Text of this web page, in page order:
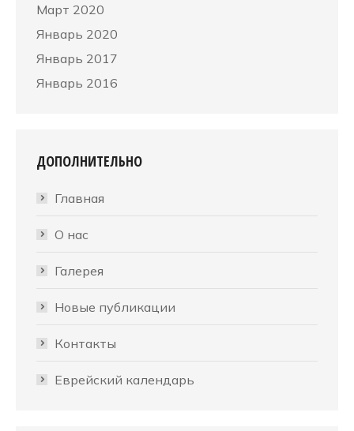
Март 2020
Январь 2020
Январь 2017
Январь 2016
ДОПОЛНИТЕЛЬНО
Главная
О нас
Галерея
Новые публикации
Контакты
Еврейский календарь